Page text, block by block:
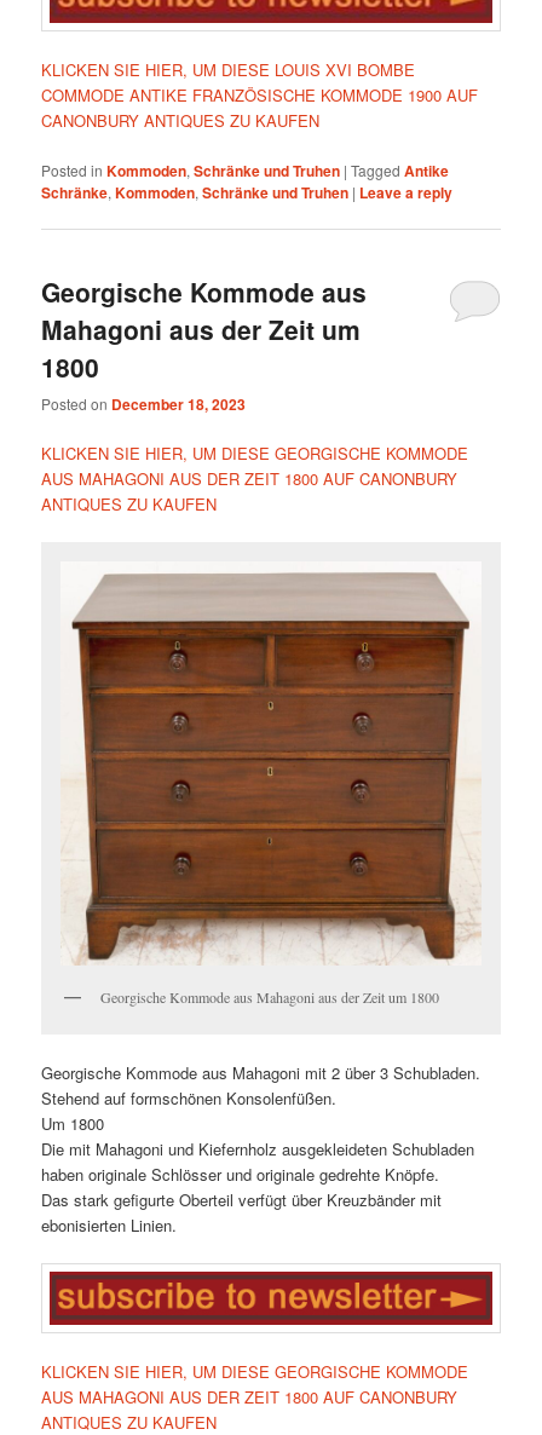
KLICKEN SIE HIER, UM DIESE LOUIS XVI BOMBE
COMMODE ANTIKE FRANZÖSISCHE KOMMODE 1900 AUF
CANONBURY ANTIQUES ZU KAUFEN
Posted in Kommoden,Schränke und Truhen |Tagged Antike
Schränke,Kommoden,Schränke und Truhen | Leave a reply
Georgische Kommode aus
Mahagoni aus der Zeit um
1800
Posted on December 18, 2023
KLICKEN SIE HIER, UM DIESE GEORGISCHE KOMMODE
AUS MAHAGONI AUS DER ZEIT 1800 AUF CANONBURY
ANTIQUES ZU KAUFEN
Georgische Kommode aus Mahagoni aus der Zeit um 1800
Georgische Kommode aus Mahagoni mit 2 über 3 Schubladen.
Stehend auf formschönen Konsolenfüßen.
Um 1800
Die mit Mahagoni und Kiefernholz ausgekleideten Schubladen
haben originale Schlösser und originale gedrehte Knöpfe.
Das stark gefigurte Oberteil verfügt über Kreuzbänder mit
ebonisierten Linien.
KLICKEN SIE HIER, UM DIESE GEORGISCHE KOMMODE
AUS MAHAGONI AUS DER ZEIT 1800 AUF CANONBURY
ANTIQUES ZU KAUFEN